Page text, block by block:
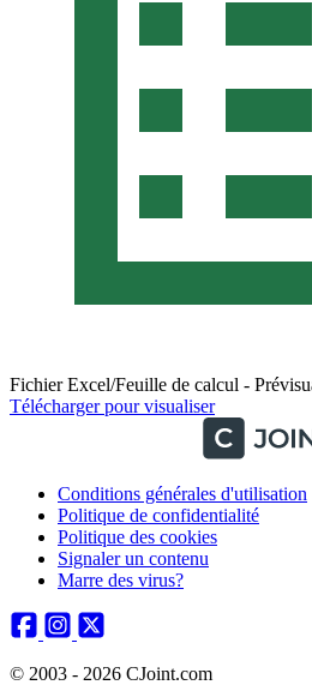
Fichier Excel/Feuille de calcul -
Télécharger pour visualiser
Conditions générales d'utilisation
Politique de confidentialité
Politique des cookies
Signaler un contenu
Marre des virus?
© 2003 - 2026 CJoint.com